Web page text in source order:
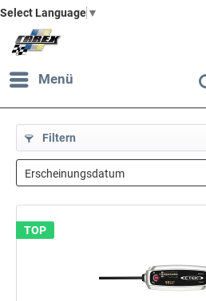
Select Language ▼
Menü
Filtern
TOP